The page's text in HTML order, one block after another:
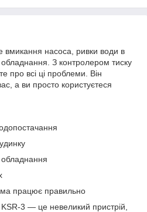
вмикання насоса, ривки води в
З контролером тиску
про всі ці проблеми. Він
а ви просто користуєтеся
працює правильно
3 — це невеликий пристрій,